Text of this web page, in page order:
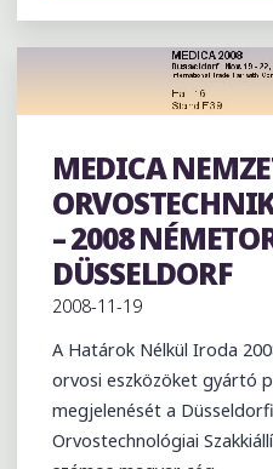
Exhibition
MEDICA
– 2008
DÜSSELDORF
2008-11-19
A Határok Nélkül Iroda
orvosi eszközöket gyártó
megjelenését a
Orvostechnológiai